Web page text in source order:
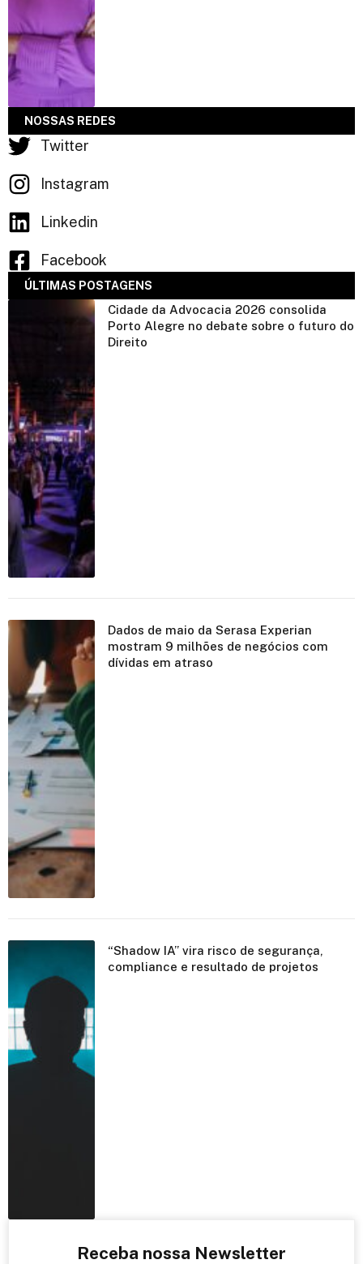
NOSSAS REDES
Twitter
Instagram
Linkedin
Facebook
ÚLTIMAS POSTAGENS
Cidade da Advocacia 2026 consolida
Porto Alegre no debate sobre o futuro do
Direito
Dados de maio da Serasa Experian
mostram 9 milhões de negócios com
dívidas em atraso
“Shadow IA” vira risco de segurança,
compliance e resultado de projetos
Receba nossa Newsletter